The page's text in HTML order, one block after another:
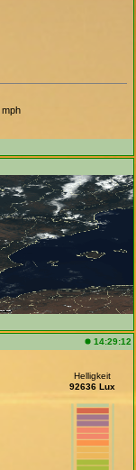
mph
14:29:12
Helligkeit
92636 Lux